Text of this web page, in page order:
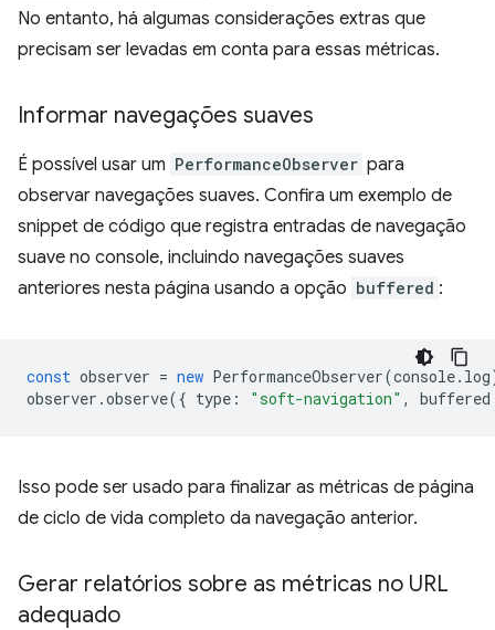
No entanto, há algumas considerações extras que
precisam ser levadas em conta para essas métricas.
Informar navegações suaves
É possível usar um PerformanceObserver para
observar navegações suaves. Confira um exemplo de
snippet de código que registra entradas de navegação
suave no console, incluindo navegações suaves
anteriores nesta página usando a opção buffered :
const observer = new PerformanceObserver(console. log
observer .observe({ type : "soft-navigation" , buffered
Isso pode ser usado para finalizar as métricas de página
de ciclo de vida completo da navegação anterior.
Gerar relatórios sobre as métricas no URL
adequado